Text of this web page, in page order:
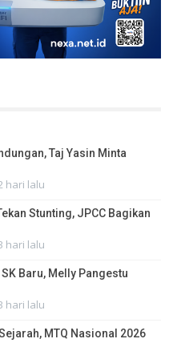
Taj Yasin Minta
hari lalu
Stunting, JPCC Bagikan
hari lalu
Baru, Melly Pangestu
hari lalu
MTQ Nasional 2026